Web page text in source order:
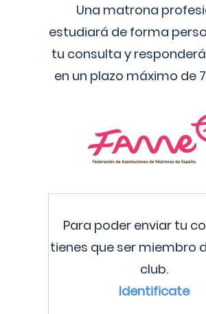
Una matrona
estudiará de forma
tu consulta y
en un plazo máximo de
Para poder enviar tu
tienes que ser miembro
club.
Identificate